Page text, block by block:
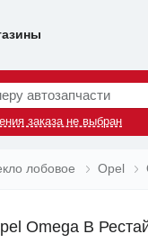
автозапчасти
заказа не выбран
лобовое Opel
Omega B